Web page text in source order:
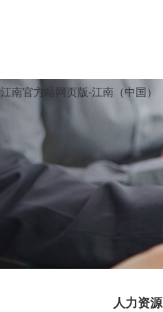
江南官方站网页版-江南（中国）
人力资源